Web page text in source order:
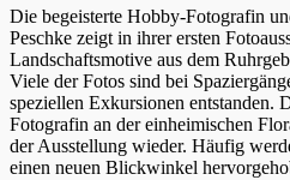
Die begeisterte Hobby-Fotografin
Peschke zeigt in ihrer ersten
Landschaftsmotive aus dem
Viele der Fotos sind bei
speziellen Exkursionen entstanden.
Fotografin an der einheimischen
der Ausstellung wieder. Häufig
einen neuen Blickwinkel